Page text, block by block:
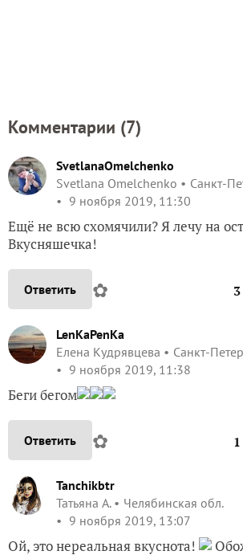
Комментарии (7)
SvetlanaOmelchenko
Svetlana Omelchenko
Санкт-
9 ноября 2019, 11:30
Ещё не всю схомячили? Я лечу на
Вкусняшечка!
Ответить ✿ 3
LenKaPenKa
Елена Кудрявцева
Санкт-
9 ноября 2019, 11:38
Беги бегом
Ответить ✿ 1
Tanchikbtr
Татьяна А.
Челябинская обл.
9 ноября 2019, 13:07
Ой, это нереальная вкуснота!